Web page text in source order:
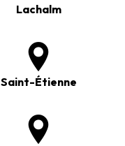
Lachalm
Saint-Étienne